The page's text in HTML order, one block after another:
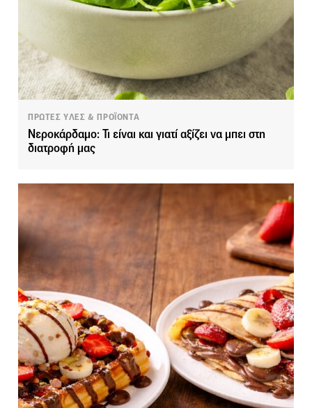
ΠΡΩΤΕΣ ΥΛΕΣ & ΠΡΟΪΟΝΤΑ
Νεροκάρδαμο: Τι είναι και γιατί αξίζει να μπει στη
διατροφή μας